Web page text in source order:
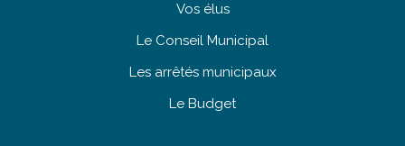
Vos élus
Le Conseil Municipal
Les arrêtés municipaux
Le Budget